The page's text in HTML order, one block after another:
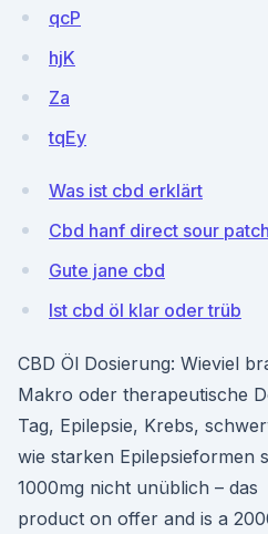
qcP
hjK
Za
tqEy
Was ist cbd erklärt
Cbd hanf direct sour patch
Gute jane cbd
Ist cbd öl klar oder trüb
CBD Öl Dosierung: Wieviel
Makro oder therapeutische
Tag, Epilepsie, Krebs,
wie starken Epilepsieformen
1000mg nicht unüblich –
product on offer and is a